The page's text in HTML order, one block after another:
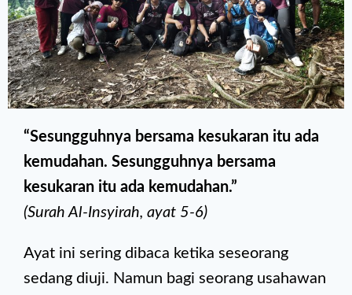
“Sesungguhnya bersama kesukaran itu ada
kemudahan. Sesungguhnya bersama
kesukaran itu ada kemudahan.”
(Surah Al-Insyirah, ayat 5-6)
Ayat ini sering dibaca ketika seseorang
sedang diuji. Namun bagi seorang usahawan